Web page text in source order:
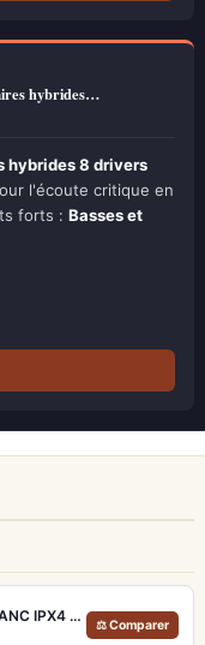
hybrides…
hybrides 8 drivers
l'écoute critique en
forts : Basses et
Beats Studio Buds Noir – Écouteurs ANC IPX4 Multiplateforme et Appels Clairs
⚖ Comparer